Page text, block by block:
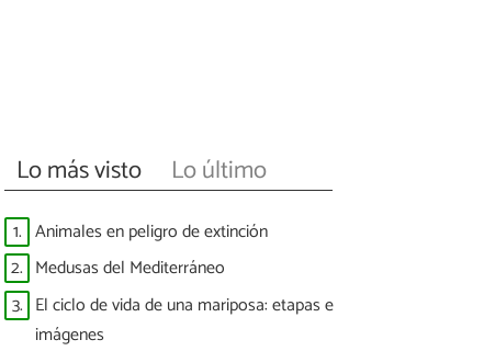
Lo más visto Lo último
1. Animales en peligro de extinción
2. Medusas del Mediterráneo
3. El ciclo de vida de una mariposa: etapas e
imágenes